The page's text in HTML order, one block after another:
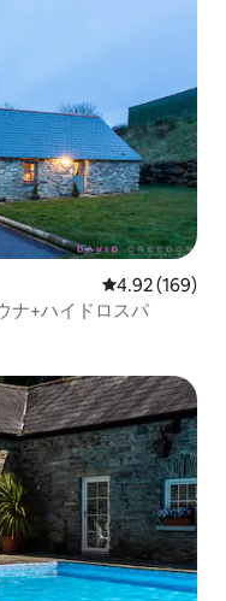
レビュー169
4.92 (169)
ナ+ハイドロスパ